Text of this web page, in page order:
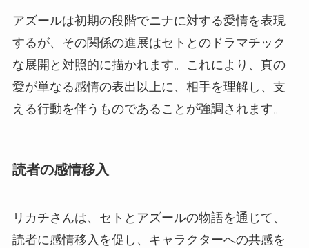
アズールは初期の段階でニナに対する愛情を表現
するが、その関係の進展はセトとのドラマチック
な展開と対照的に描かれます。これにより、真の
愛が単なる感情の表出以上に、相手を理解し、支
える行動を伴うものであることが強調されます。
読者の感情移入
リカチさんは、セトとアズールの物語を通じて、
読者に感情移入を促し、キャラクターへの共感を